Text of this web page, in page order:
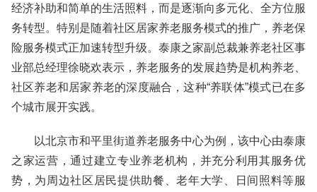
经济补助和简单的生活照料，而是逐渐向多元化、全方位服
务转型。特别是随着社区居家养老服务模式的推广，养老保
险服务模式正加速转型升级。泰康之家副总裁兼养老社区事
业部总经理徐晓欢表示，养老服务的发展趋势是机构养老、
社区养老和居家养老的深度融合，这种“养联体”模式已在多
个城市展开实践。
以北京市和平里街道养老服务中心为例，该中心由泰康
之家运营，通过建立专业养老机构，并充分利用其服务优
势，为周边社区居民提供助餐、老年大学、日间照料等服